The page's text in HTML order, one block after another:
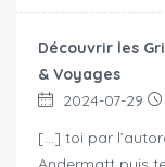
Découvrir les
& Voyages
2024-07-29
[…] toi par